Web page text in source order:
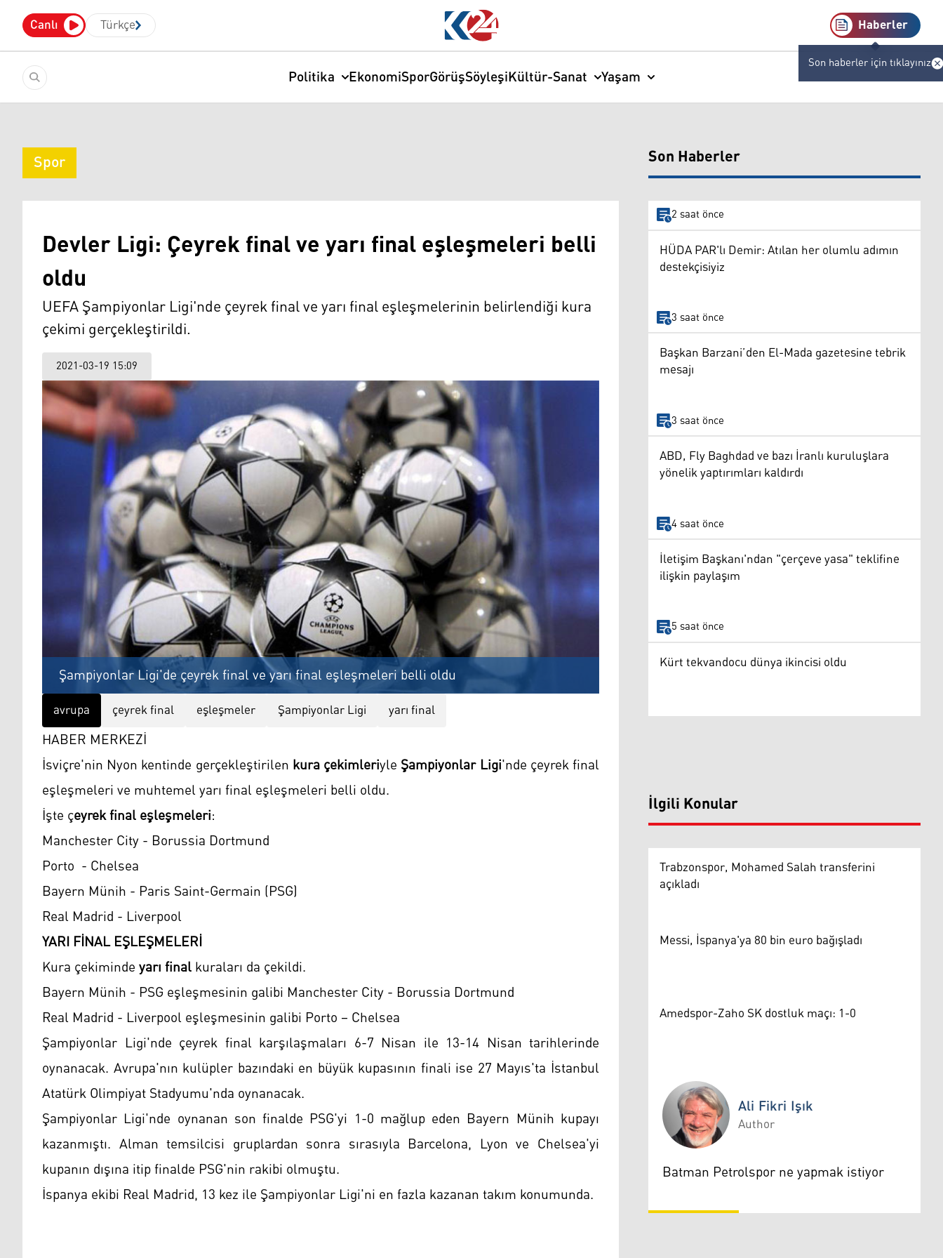
Canlı Türkçe Haberler
Son haberler için tıklayınız
Politika EkonomiSporGörüşSöyleşiKültür-Sanat Yaşam
Spor
Devler Ligi: Çeyrek final ve yarı final eşleşmeleri belli
oldu
UEFA Şampiyonlar Ligi'nde çeyrek final ve yarı final eşleşmelerinin belirlendiği kura
çekimi gerçekleştirildi.
2021-03-19 15:09
Şampiyonlar Ligi'de çeyrek final ve yarı final eşleşmeleri belli oldu
avrupa çeyrek final eşleşmeler Şampiyonlar Ligi yarı final
HABER MERKEZİ
İsviçre'nin Nyon kentinde gerçekleştirilenkura çekimleriyleŞampiyonlar Ligi'nde çeyrek final
eşleşmeleri ve muhtemel yarı final eşleşmeleri belli oldu.
İşte çeyrek final eşleşmeleri:
Manchester City - Borussia Dortmund
Porto - Chelsea
Bayern Münih - Paris Saint-Germain (PSG)
Real Madrid - Liverpool
YARI FİNAL EŞLEŞMELERİ
Kura çekimindeyarı finalkuraları da çekildi.
Bayern Münih - PSG eşleşmesinin galibi Manchester City - Borussia Dortmund
Real Madrid - Liverpool eşleşmesinin galibi Porto – Chelsea
Şampiyonlar Ligi'nde çeyrek final karşılaşmaları 6-7 Nisan ile 13-14 Nisan tarihlerinde
oynanacak. Avrupa'nın kulüpler bazındaki en büyük kupasının finali ise 27 Mayıs'ta İstanbul
Atatürk Olimpiyat Stadyumu'nda oynanacak.
Şampiyonlar Ligi'nde oynanan son finalde PSG'yi 1-0 mağlup eden Bayern Münih kupayı
kazanmıştı. Alman temsilcisi gruplardan sonra sırasıyla Barcelona, Lyon ve Chelsea'yi
kupanın dışına itip finalde PSG'nin rakibi olmuştu.
İspanya ekibi Real Madrid, 13 kez ile Şampiyonlar Ligi'ni en fazla kazanan takım konumunda.
Son Haberler
2 saat önce
HÜDA PAR'lı Demir: Atılan her olumlu adımın
destekçisiyiz
3 saat önce
Başkan Barzani’den El-Mada gazetesine tebrik
mesajı
3 saat önce
ABD, Fly Baghdad ve bazı İranlı kuruluşlara
yönelik yaptırımları kaldırdı
4 saat önce
İletişim Başkanı'ndan "çerçeve yasa" teklifine
ilişkin paylaşım
5 saat önce
Kürt tekvandocu dünya ikincisi oldu
İlgili Konular
Trabzonspor, Mohamed Salah transferini
açıkladı
Messi, İspanya'ya 80 bin euro bağışladı
Amedspor-Zaho SK dostluk maçı: 1-0
Ali Fikri Işık
Ali Fikri Işık
Author
Batman Petrolspor ne yapmak istiyor